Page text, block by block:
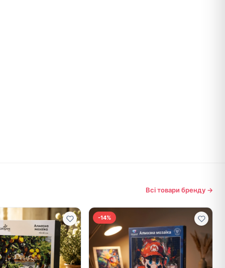
Всі товари бренду →
-14%